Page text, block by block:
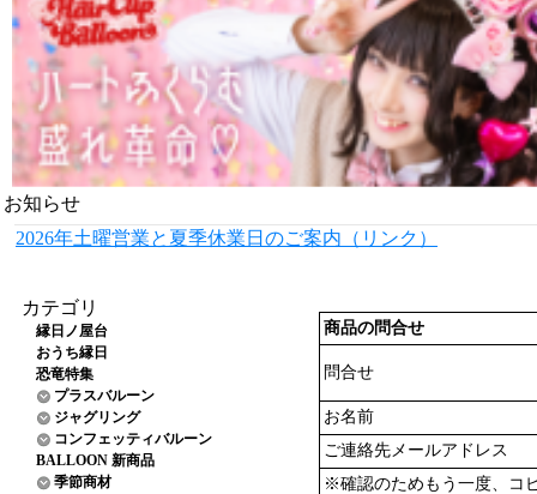
お知らせ
2026年土曜営業と夏季休業日のご案内（リンク）
カテゴリ
縁日ノ屋台
おうち縁日
恐竜特集
プラスバルーン
ジャグリング
コンフェッティバルーン
BALLOON 新商品
季節商材
商品の問合せ
問合せ
お名前
ご連絡先メールアドレス
※確認のためもう一度、コ